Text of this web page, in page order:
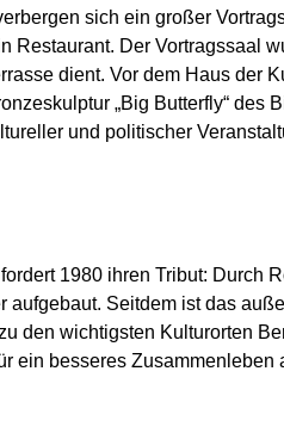
sich ein großer
Restaurant. Der Vortragssaal
dient. Vor dem Haus der
„Big Butterfly“ des
und politischer
1980 ihren Tribut: Durch
Seitdem ist das
den wichtigsten Kulturorten
ein besseres Zusammenleben